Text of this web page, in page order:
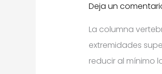
Deja un
La columna
extremidades
reducir al mínimo